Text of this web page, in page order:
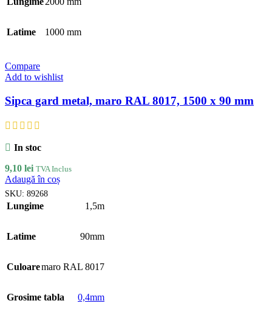
Latime 1000 mm
Compare
Add to wishlist
Sipca gard metal, maro RAL 8017, 1500 x 90 mm
In stoc
9,10 lei TVA Inclus
Adaugă în coș
SKU: 89268
Lungime 1,5m
Latime 90mm
Culoaremaro RAL 8017
Grosime tabla 0,4mm